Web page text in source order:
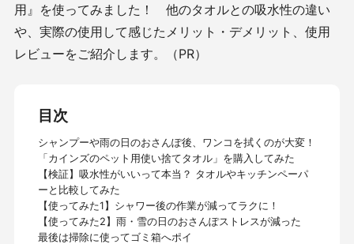
用』を使ってみました！ 他のタオルとの吸水性の違い
や、実際の使用して感じたメリット・デメリット、使用
レビューをご紹介します。（PR）
目次
シャンプーや雨の日のおさんぽ後、ワンコを拭くのが大変！
「カインズのペット用使い捨てタオル」を購入してみた
【検証】吸水性がいいって本当？ タオルやキッチンペーパ
ーと比較してみた
【使ってみた1】シャワー後の作業が減ってラクに！
【使ってみた2】雨・雪の日のおさんぽストレスが減った
最後は掃除に使ってゴミ箱へポイ